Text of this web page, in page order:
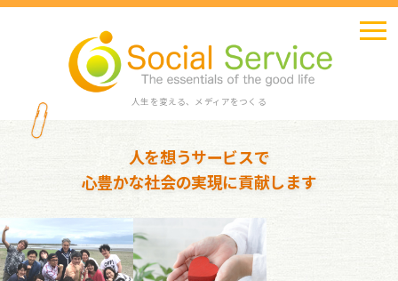
人生を変える、メディアをつくる
人を想うサービスで
心豊かな社会の実現に貢献します